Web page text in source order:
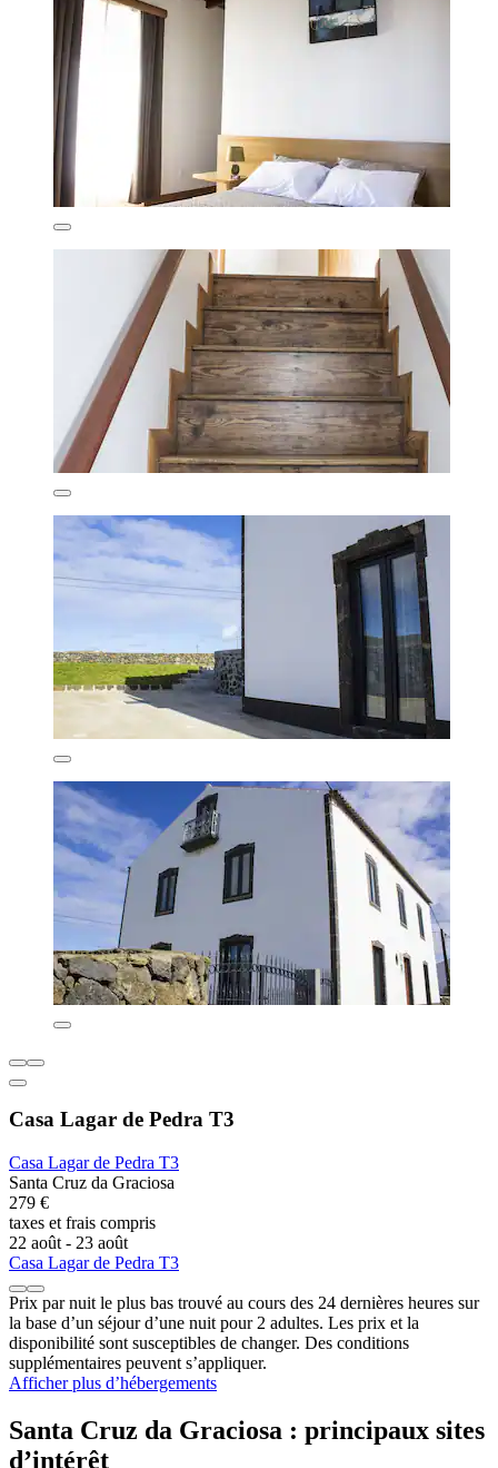
Casa Lagar de Pedra T3
Casa Lagar de Pedra T3
Santa Cruz da Graciosa
279 €
taxes et frais compris
22 août - 23 août
Casa Lagar de Pedra T3
Prix par nuit le plus bas trouvé au cours des 24 dernières heures sur
la base d’un séjour d’une nuit pour 2 adultes. Les prix et la
disponibilité sont susceptibles de changer. Des conditions
supplémentaires peuvent s’appliquer.
Afficher plus d’hébergements
Santa Cruz da Graciosa : principaux sites
d’intérêt